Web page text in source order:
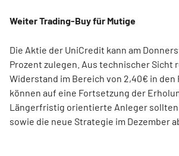
Weiter Trading-Buy für Mutige
Die Aktie der UniCredit kann am
Prozent zulegen. Aus technischer Sicht
Widerstand im Bereich von 2,40€ in den
können auf eine Fortsetzung der
Längerfristig orientierte Anleger sollten
sowie die neue Strategie im Dezember